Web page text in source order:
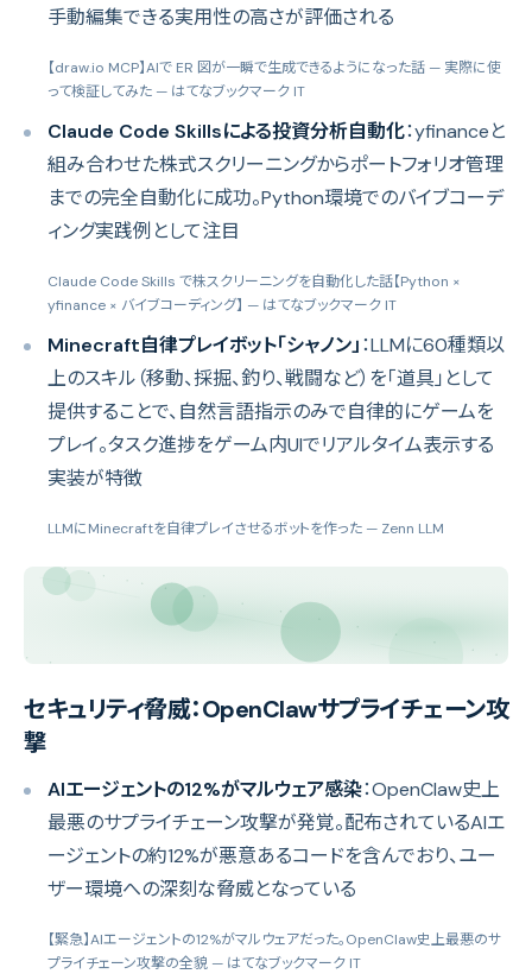
手動編集できる実用性の高さが評価される
【draw.io MCP】AIで ER 図が一瞬で生成できるようになった話 — 実際に使
って検証してみた — はてなブックマーク IT
Claude Code Skillsによる投資分析自動化：yfinanceと
組み合わせた株式スクリーニングからポートフォリオ管理
までの完全自動化に成功。Python環境でのバイブコーデ
ィング実践例として注目
Claude Code Skills で株スクリーニングを自動化した話【Python ×
yfinance × バイブコーディング】 — はてなブックマーク IT
Minecraft自律プレイボット「シャノン」：LLMに60種類以
上のスキル（移動、採掘、釣り、戦闘など）を「道具」として
提供することで、自然言語指示のみで自律的にゲームを
プレイ。タスク進捗をゲーム内UIでリアルタイム表示する
実装が特徴
LLMにMinecraftを自律プレイさせるボットを作った — Zenn LLM
セキュリティ脅威：OpenClawサプライチェーン攻
撃
AIエージェントの12%がマルウェア感染：OpenClaw史上
最悪のサプライチェーン攻撃が発覚。配布されているAIエ
ージェントの約12%が悪意あるコードを含んでおり、ユー
ザー環境への深刻な脅威となっている
【緊急】AIエージェントの12%がマルウェアだった。OpenClaw史上最悪のサ
プライチェーン攻撃の全貌 — はてなブックマーク IT